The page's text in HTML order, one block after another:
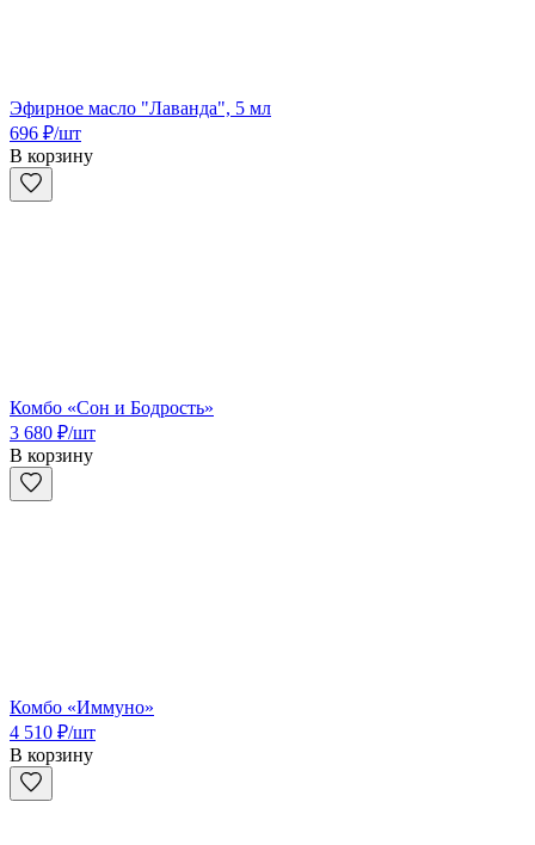
Эфирное масло "Лаванда", 5 мл
696 ₽/шт
В корзину
Комбо «Сон и Бодрость»
3 680 ₽/шт
В корзину
Комбо «Иммуно»
4 510 ₽/шт
В корзину